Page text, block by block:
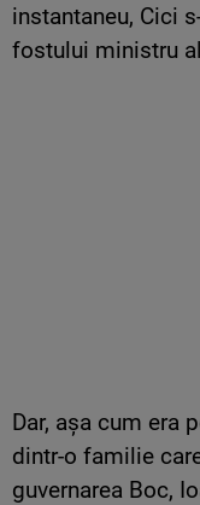
instantaneu, Cici
fostului ministru
Dar, așa cum era
dintr-o familie
guvernarea Boc,